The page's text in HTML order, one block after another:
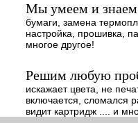
Мы умеем и знаем
бумаги, замена
настройка, прошивка,
многое другое!
Решим любую
искажает цвета, не
включается, сломался
видит картридж .... и